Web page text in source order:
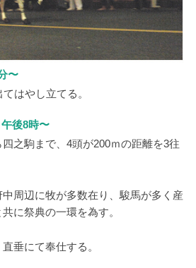
〜
はやし立てる。
後8時〜
四之駒まで、4頭が200ｍの距離を3往
中周辺に牧が多数在り、駿馬が多く産
に祭典の一環を為す。
垂にて奉仕する。